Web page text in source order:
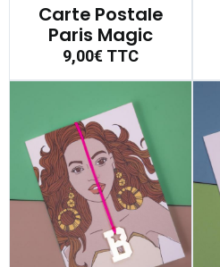
Carte Postale
Paris Magic
9,00€TTC